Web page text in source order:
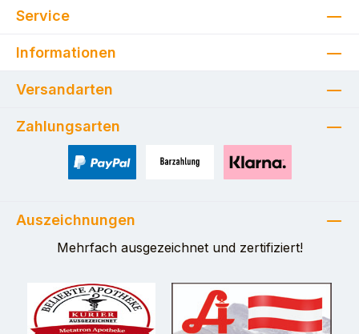
Service
Informationen
Versandarten
Zahlungsarten
Auszeichnungen
Mehrfach ausgezeichnet und zertifiziert!